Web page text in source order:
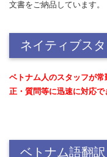
文書をご納品しています。
ネイティブス
ベトナム人のスタッフが
正・質問等に迅速に対応で
ベトナム語翻